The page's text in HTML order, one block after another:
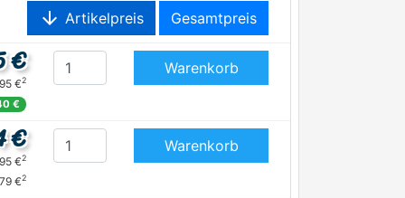
arrow_downward Artikelpreis Gesamtpreis
€
€2
€
Warenkorb
€
€2
€2
Warenkorb